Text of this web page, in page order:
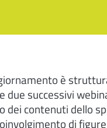
è
due successivi
dei contenuti dello
di